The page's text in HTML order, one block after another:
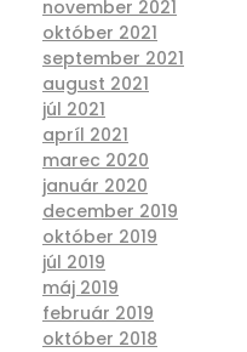
november 2021
október 2021
september 2021
august 2021
júl 2021
apríl 2021
marec 2020
január 2020
december 2019
október 2019
júl 2019
máj 2019
február 2019
október 2018